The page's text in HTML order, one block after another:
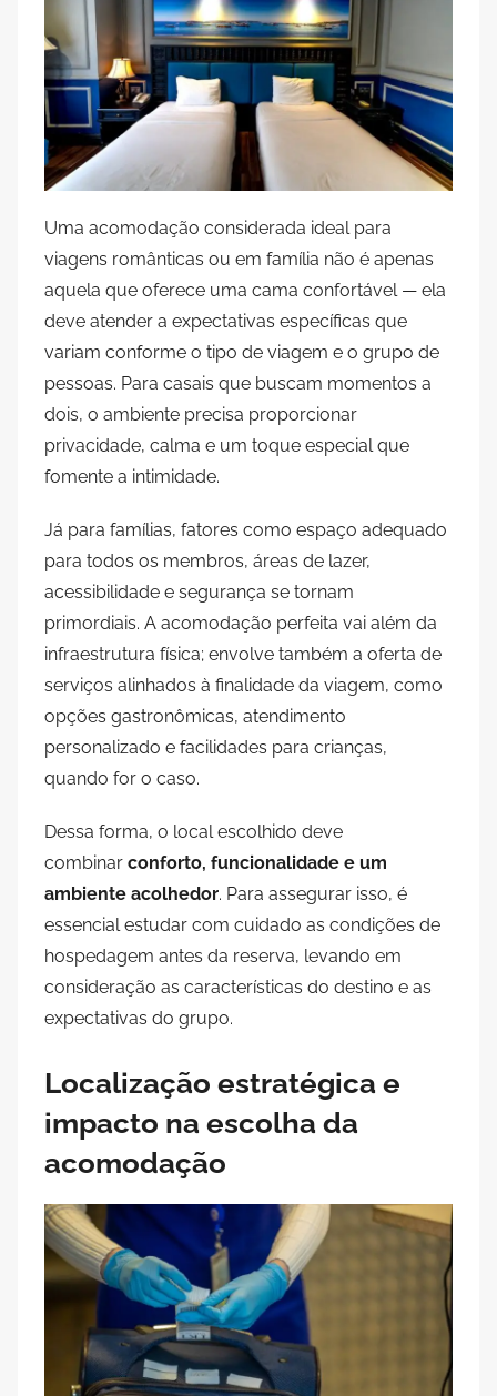
Uma acomodação considerada ideal para
viagens românticas ou em família não é apenas
aquela que oferece uma cama confortável — ela
deve atender a expectativas específicas que
variam conforme o tipo de viagem e o grupo de
pessoas. Para casais que buscam momentos a
dois, o ambiente precisa proporcionar
privacidade, calma e um toque especial que
fomente a intimidade.
Já para famílias, fatores como espaço adequado
para todos os membros, áreas de lazer,
acessibilidade e segurança se tornam
primordiais. A acomodação perfeita vai além da
infraestrutura física; envolve também a oferta de
serviços alinhados à finalidade da viagem, como
opções gastronômicas, atendimento
personalizado e facilidades para crianças,
quando for o caso.
Dessa forma, o local escolhido deve
combinar conforto, funcionalidade e um
ambiente acolhedor. Para assegurar isso, é
essencial estudar com cuidado as condições de
hospedagem antes da reserva, levando em
consideração as características do destino e as
expectativas do grupo.
Localização estratégica e
impacto na escolha da
acomodação